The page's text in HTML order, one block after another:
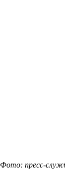
Фото: пресс-